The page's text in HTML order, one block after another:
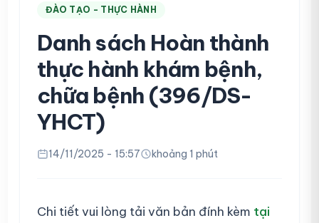
ĐÀO TẠO - THỰC HÀNH
Danh sách Hoàn thành
thực hành khám bệnh,
chữa bệnh (396/DS-
YHCT)
14/11/2025 - 15:57 khoảng 1 phút
Chi tiết vui lòng tải văn bản đính kèm tại